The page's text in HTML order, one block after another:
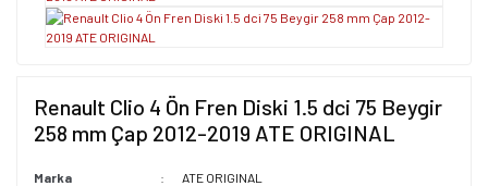
Renault Clio 4 Ön Fren Diski 1.5 dci 75 Beygir
258 mm Çap 2012-2019 ATE ORIGINAL
Marka ATE ORIGINAL